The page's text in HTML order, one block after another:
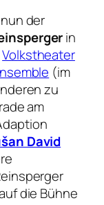
der
in
Volkstheater
(im
zu
am
David
die Bühne